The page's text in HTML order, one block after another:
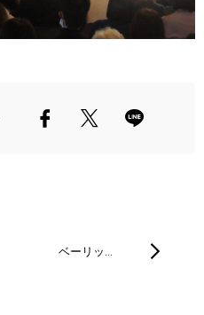
ベーリッ…